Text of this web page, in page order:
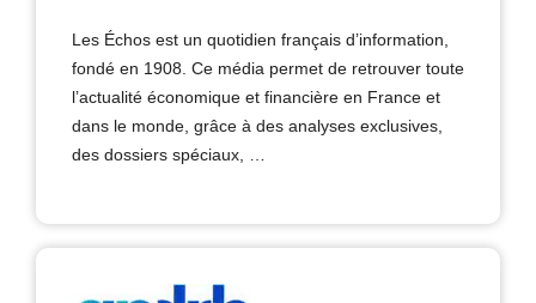
Les Échos est un quotidien français d’information,
fondé en 1908. Ce média permet de retrouver toute
l’actualité économique et financière en France et
dans le monde, grâce à des analyses exclusives,
des dossiers spéciaux, …